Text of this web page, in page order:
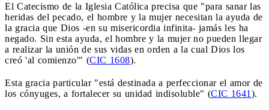
El Catecismo de la Iglesia Católica precisa que "para sanar las
heridas del pecado, el hombre y la mujer necesitan la ayuda de
la gracia que Dios -en su misericordia infinita- jamás les ha
negado. Sin esta ayuda, el hombre y la mujer no pueden llegar
a realizar la unión de sus vidas en orden a la cual Dios los
creó 'al comienzo'" (CIC 1608).
Esta gracia particular "está destinada a perfeccionar el amor de
los cónyuges, a fortalecer su unidad indisoluble" (CIC 1641 ).